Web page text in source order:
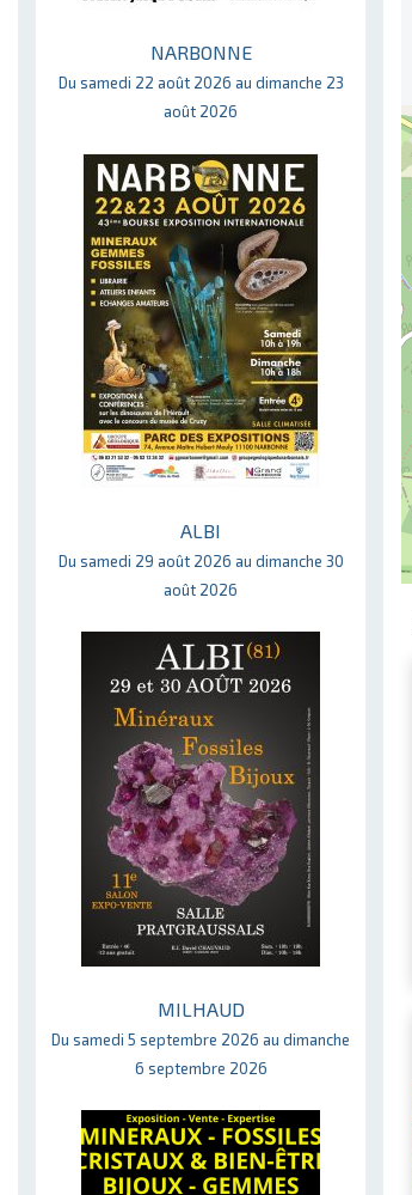
NARBONNE
Du samedi 22 août 2026 au dimanche 23
août 2026
ALBI
Du samedi 29 août 2026 au dimanche 30
août 2026
MILHAUD
Du samedi 5 septembre 2026 au dimanche
6 septembre 2026